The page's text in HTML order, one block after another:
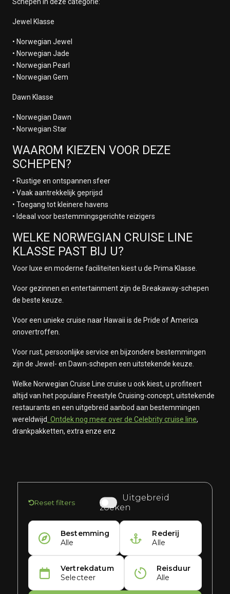
Jewel Klasse
• Norwegian Jewel
• Norwegian Jade
• Norwegian Pearl
• Norwegian Gem
Dawn Klasse
• Norwegian Dawn
• Norwegian Star
WAAROM KIEZEN VOOR DEZE
SCHEPEN?
• Rustige en ontspannen sfeer
• Vaak aantrekkelijk geprijsd
• Toegang tot kleinere havens
• Ideaal voor bestemmingsgerichte reizigers
WELKE NORWEGIAN CRUISE LINE
KLASSE PAST BIJ U?
Voor luxe en moderne faciliteiten kiest u de Prima Klasse.
Voor gezinnen en entertainment zijn de Breakaway-schepen
de beste keuze.
Voor een unieke cruise naar Hawaii is de Pride of America
onovertroffen.
Voor rust, persoonlijke service en bijzondere bestemmingen
zijn de Jewel- en Dawn-schepen een uitstekende keuze.
Welke Norwegian Cruise Line cruise u ook kiest, u profiteert
altijd van het populaire Freestyle Cruising-concept, uitstekende
restaurants en een uitgebreid aanbod aan bestemmingen
wereldwijd . Ontdek nog meer over de Celebrity cruise line,
drankpakketten, extra enze enz